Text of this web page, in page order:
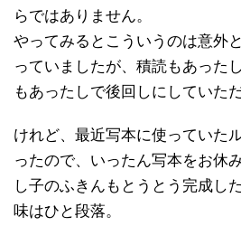
らではありません。
やってみるとこういうのは意外
っていましたが、積読もあった
もあったしで後回しにしていた
けれど、最近写本に使っていた
ったので、いったん写本をお休
し子のふきんもとうとう完成し
味はひと段落。